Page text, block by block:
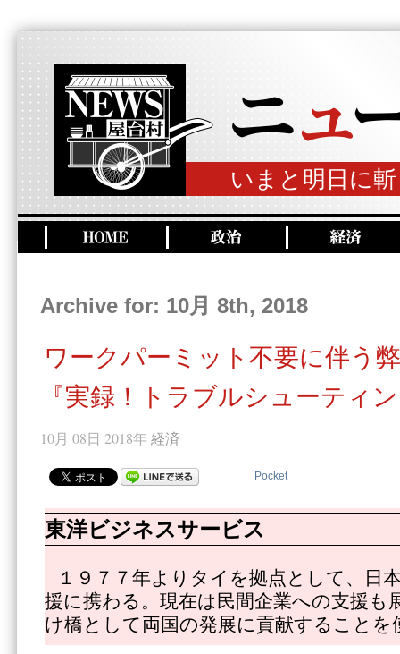
いまと明日に
Archive for: 10月 8th, 2018
ワークパーミット不要に伴う
『実録！トラブルシューティ
10月 08日 2018年 経済
Pocket
東洋ビジネスサービス
１９７７年よりタイを拠点として、日
援に携わる。現在は民間企業への支援も
け橋として両国の発展に貢献することを